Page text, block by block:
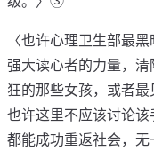
〈也许心理卫生部最
强大读心者的力量，
狂的那些女孩，或者
也许这里不应该讨论
都能成功重返社会，